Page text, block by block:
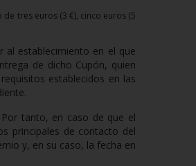
tres euros (3 €), cinco euros (5
al establecimiento en el que
de dicho Cupón, quien
establecidos en las
tanto, en caso de que el
principales de contacto del
y, en su caso, la fecha en